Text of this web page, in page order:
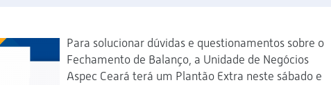
Para solucionar dúvidas e questionamentos sobre o
Fechamento de Balanço, a Unidade de Negócios
Aspec Ceará terá um Plantão Extra neste sábado e